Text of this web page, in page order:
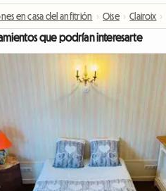
en casa del anfitrión › Oise › Clairoix ›
que podrían interesarte